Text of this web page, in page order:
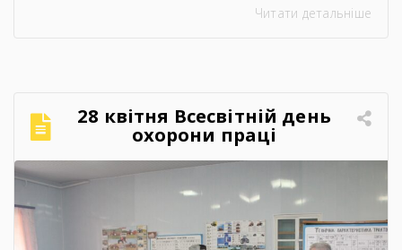
Срібнянського ліцеїв. Всіх учасників заходу
прийому 2026 року заступник директора з
навчально-виробничої роботи Сергій
Коломієць. Для майбутніх абітурієнтів було
проведено […]
Читати детальніше
28 квітня Всесвітній день
охорони праці